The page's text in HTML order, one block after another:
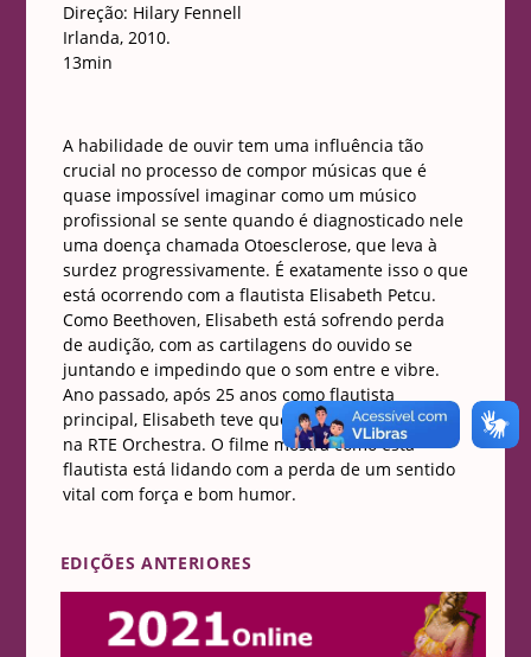
Direção: Hilary Fennell
Irlanda, 2010.
13min
A habilidade de ouvir tem uma influência tão
crucial no processo de compor músicas que é
quase impossível imaginar como um músico
profissional se sente quando é diagnosticado nele
uma doença chamada Otoesclerose, que leva à
surdez progressivamente. É exatamente isso o que
está ocorrendo com a flautista Elisabeth Petcu.
Como Beethoven, Elisabeth está sofrendo perda
de audição, com as cartilagens do ouvido se
juntando e impedindo que o som entre e vibre.
Ano passado, após 25 anos como flautista
principal, Elisabeth teve que deixar seu trabalho
na RTE Orchestra. O filme mostra como esta
flautista está lidando com a perda de um sentido
vital com força e bom humor.
EDIÇÕES ANTERIORES
Online 2021